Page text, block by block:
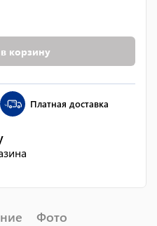
корзину
Платная доставка
Фото